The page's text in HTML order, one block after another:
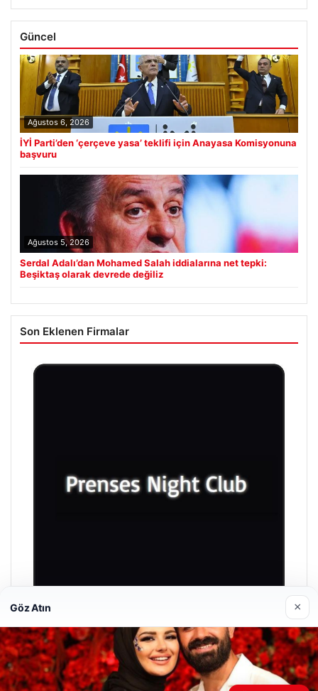
Güncel
Ağustos 6, 2026
İYİ Parti’den ‘çerçeve yasa’ teklifi için Anayasa Komisyonuna
başvuru
Ağustos 5, 2026
Serdal Adalı’dan Mohamed Salah iddialarına net tepki:
Beşiktaş olarak devrede değiliz
Son Eklenen Firmalar
Prenses Night Club
Nisan 29, 2026
Göz Atın ×